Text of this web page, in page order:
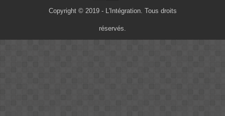
Copyright © 2019 - L'Intégration. Tous droits
réservés.